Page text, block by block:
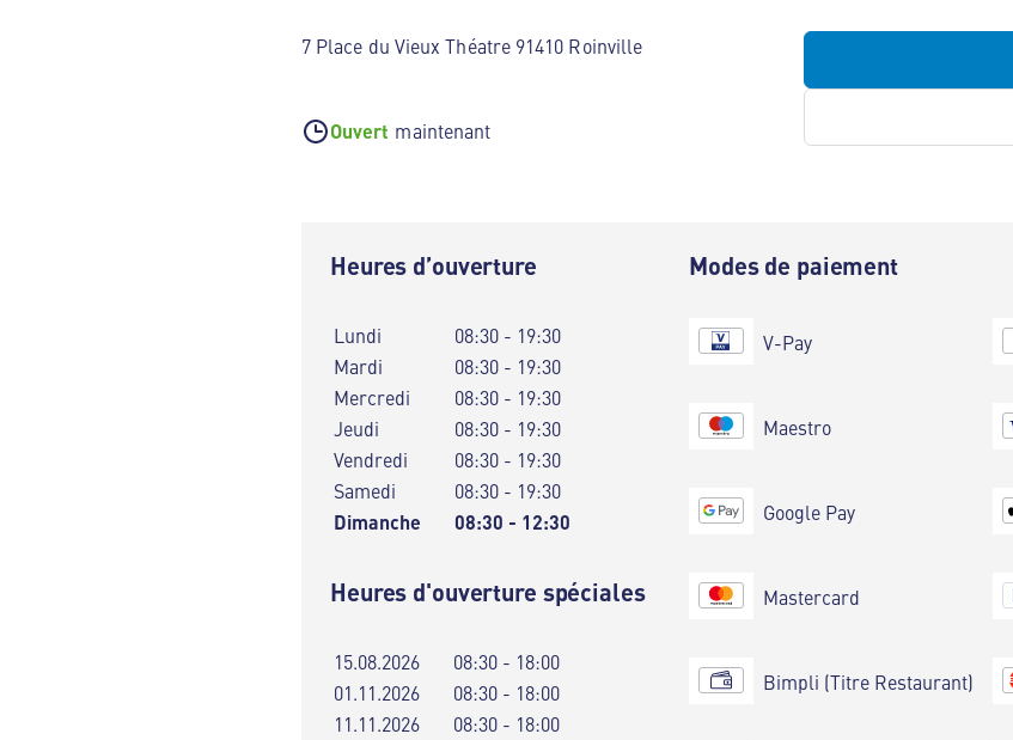
7 Place du Vieux Théatre 91410 Roinville
Ouvert maintenant
Heures d’ouverture
Lundi
08:30 - 19:30
Mardi
08:30 - 19:30
Mercredi
08:30 - 19:30
Jeudi
08:30 - 19:30
Vendredi
08:30 - 19:30
Samedi
08:30 - 19:30
Dimanche 08:30 - 12:30
Heures d'ouverture spéciales
15.08.2026
08:30 - 18:00
01.11.2026
08:30 - 18:00
11.11.2026
08:30 - 18:00
Modes de paiement
V-Pay
Maestro
Google Pay
Mastercard
Bimpli (Titre Restaurant)